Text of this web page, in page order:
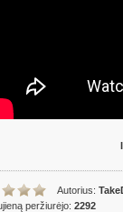
Autorius:
peržiurėjo: 2292